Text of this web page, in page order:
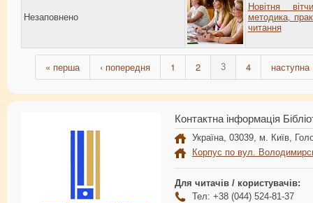
Незаповнено
Новітня
методика,
читання
« перша ‹ попередня 1 2 3 4 наступна
Контактна інформація
Україна, 03039, м. Київ,
Корпус по вул.
Для читачів / користувачів:
Тел: +38 (044) 524-81-37